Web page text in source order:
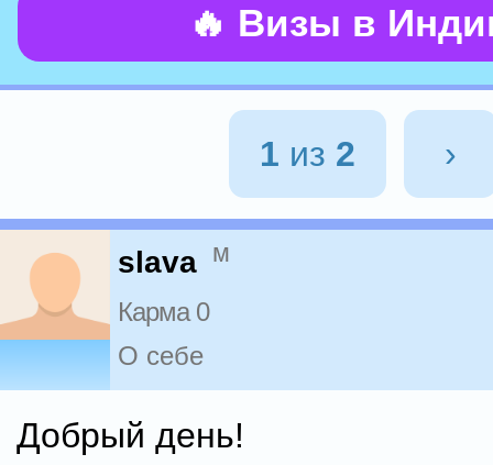
🔥 Визы в
1 из 2 ›
slava м
Карма 0
О себе
Добрый день!